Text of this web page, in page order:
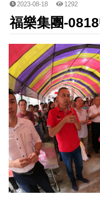
2023-08-18 1292
福樂集團-